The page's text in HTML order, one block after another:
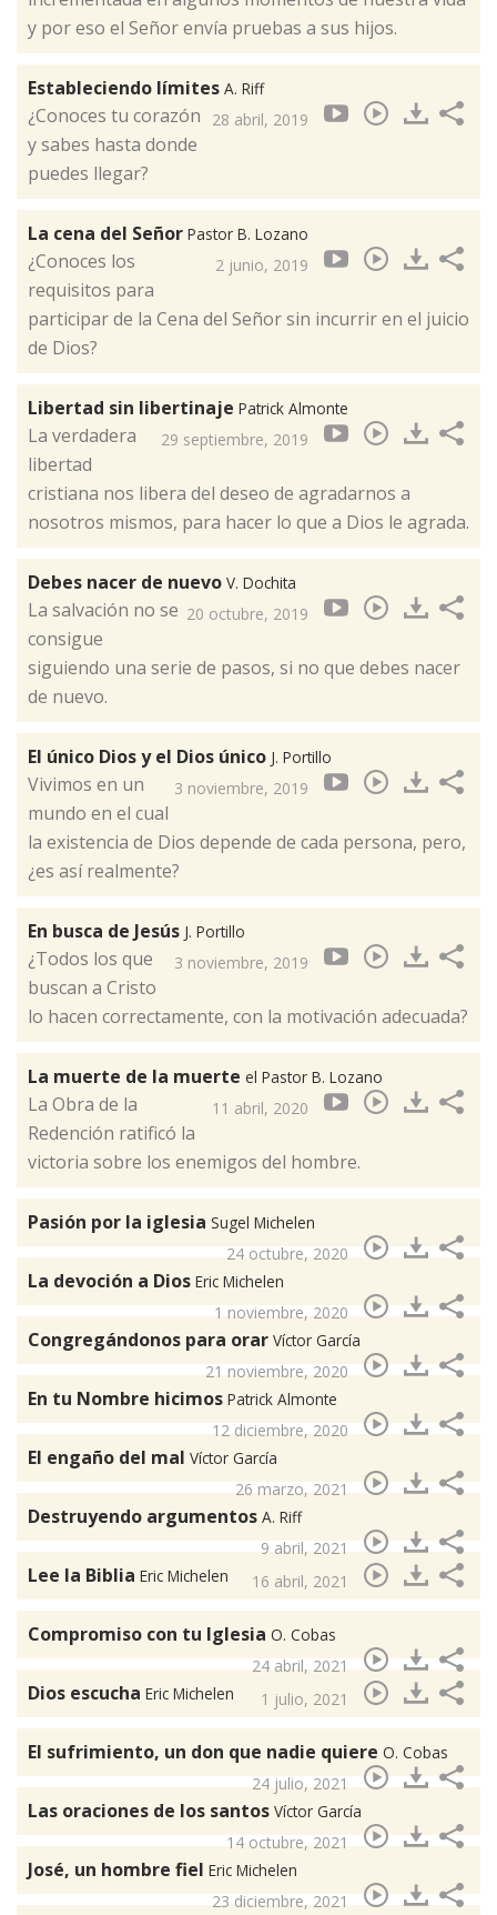
y por eso el Señor envía pruebas a sus hijos.
Estableciendo límites A. Riff
28 abril, 2019
¿Conoces tu corazón
y sabes hasta donde
puedes llegar?
La cena del Señor Pastor B. Lozano
2 junio, 2019
¿Conoces los
requisitos para
participar de la Cena del Señor sin incurrir en el juicio
de Dios?
Libertad sin libertinaje Patrick Almonte
29 septiembre, 2019
La verdadera
libertad
cristiana nos libera del deseo de agradarnos a
nosotros mismos, para hacer lo que a Dios le agrada.
Debes nacer de nuevo V. Dochita
20 octubre, 2019
La salvación no se
consigue
siguiendo una serie de pasos, si no que debes nacer
de nuevo.
El único Dios y el Dios único J. Portillo
3 noviembre, 2019
Vivimos en un
mundo en el cual
la existencia de Dios depende de cada persona, pero,
¿es así realmente?
En busca de Jesús J. Portillo
3 noviembre, 2019
¿Todos los que
buscan a Cristo
lo hacen correctamente, con la motivación adecuada?
La muerte de la muerte el Pastor B. Lozano
11 abril, 2020
La Obra de la
Redención ratificó la
victoria sobre los enemigos del hombre.
Pasión por la iglesia Sugel Michelen
24 octubre, 2020
La devoción a Dios Eric Michelen
1 noviembre, 2020
Congregándonos para orar Víctor García
21 noviembre, 2020
En tu Nombre hicimos Patrick Almonte
12 diciembre, 2020
El engaño del mal Víctor García
26 marzo, 2021
Destruyendo argumentos A. Riff
9 abril, 2021
Lee la Biblia Eric Michelen 16 abril, 2021
Compromiso con tu Iglesia O. Cobas
24 abril, 2021
Dios escucha Eric Michelen 1 julio, 2021
El sufrimiento, un don que nadie quiere O. Cobas
24 julio, 2021
Las oraciones de los santos Víctor García
14 octubre, 2021
José, un hombre fiel Eric Michelen
23 diciembre, 2021